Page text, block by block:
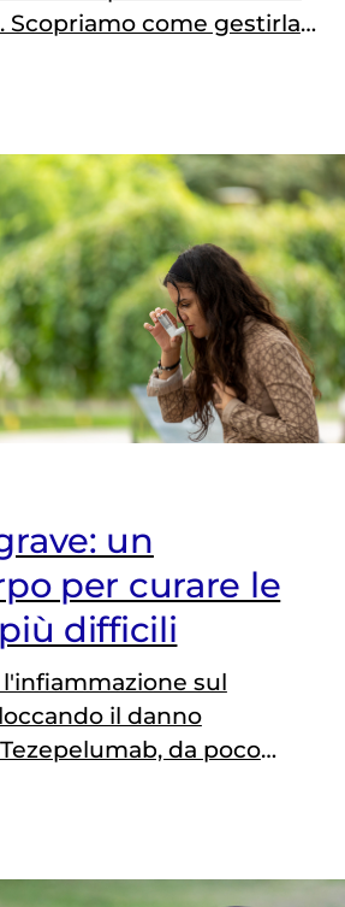
Scopriamo come gestirla
un
per curare le
difficili
sul
il danno
da poco